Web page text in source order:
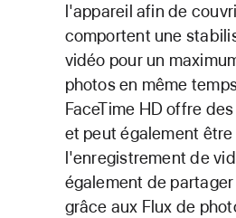
l'appareil afin de
comportent une
vidéo pour un
photos en même
FaceTime HD offre
et peut également
l'enregistrement de
également de
grâce aux Flux de